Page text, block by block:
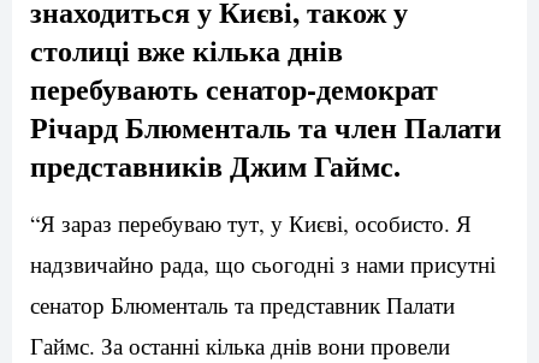
знаходиться у Києві, також у
столиці вже кілька днів
перебувають сенатор-демократ
Річард Блюменталь та член Палати
представників Джим Гаймс.
“Я зараз перебуваю тут, у Києві, особисто. Я
надзвичайно рада, що сьогодні з нами присутні
сенатор Блюменталь та представник Палати
Гаймс. За останні кілька днів вони провели